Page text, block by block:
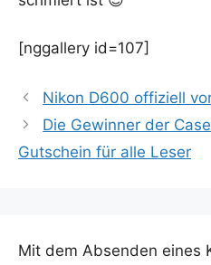
[nggal­lery id=107]
Nikon D600 offiziell
Die Gewinner der
Gutschein für alle Leser
Mit dem Absenden eines